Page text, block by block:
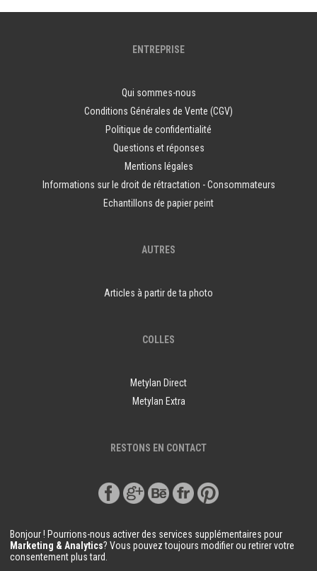
ENTREPRISE
Qui sommes-nous
Conditions Générales de Vente (CGV)
Politique de confidentialité
Questions et réponses
Mentions légales
Informations sur le droit de rétractation - Consommateurs
Echantillons de papier peint
AUTRES
Articles à partir de ta photo
COLLES
Metylan Direct
Metylan Extra
RESTONS EN CONTACT
Bonjour ! Pourrions-nous activer des services supplémentaires pour
Marketing & Analytics? Vous pouvez toujours modifier ou retirer votre
consentement plus tard.